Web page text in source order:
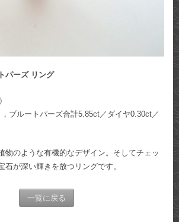
パーズ リング
ブルートパーズ合計5.85ct／ダイヤ0.30ct／
物のような有機的なデザイン。そしてチェッ
石が深い輝きを放つリングです。
一覧に戻る